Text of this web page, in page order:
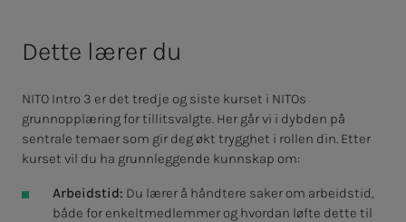
Dette lærer du
NITO Intro 3 er det tredje og siste kurset i NITOs
grunnopplæring for tillitsvalgte. Her går vi i dybden på
sentrale temaer som gir deg økt trygghet i rollen din. Etter
kurset vil du ha grunnleggende kunnskap om:
Arbeidstid: Du lærer å håndtere saker om arbeidstid,
både for enkeltmedlemmer og hvordan løfte dette til